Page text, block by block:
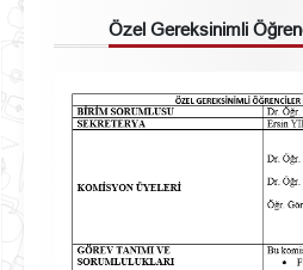
Özel Gereksinimli